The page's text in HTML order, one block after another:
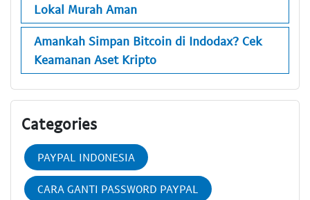
Lokal Murah Aman
Amankah Simpan Bitcoin di Indodax? Cek
Keamanan Aset Kripto
Categories
PAYPAL INDONESIA
CARA GANTI PASSWORD PAYPAL